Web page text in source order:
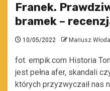
Franek.
bramek –
10/05/2022 Mariusz
fot. empik.com Historia
jest pełna afer, skandali
których przyzwyczaił nas